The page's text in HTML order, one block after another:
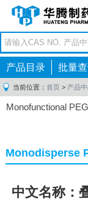
产品目录 批量
当前位置： 首页 > 产品
Monofunctional
Monodisperse
中文名称：